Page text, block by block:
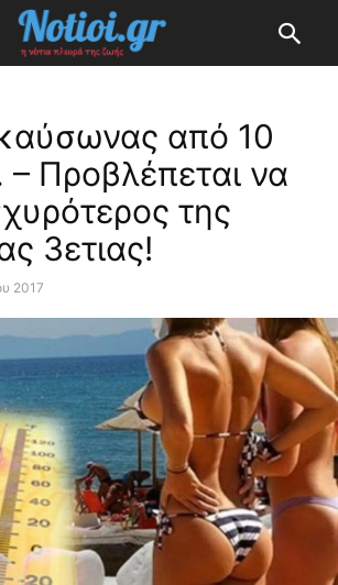
από 10
– Προβλέπεται να
της
3ετιας!
2017